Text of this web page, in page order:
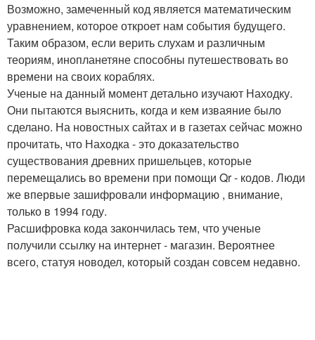
Возможно, замеченный код является математическим
уравнением, которое откроет нам события будущего.
Таким образом, если верить слухам и различным
теориям, инопланетяне способны путешествовать во
времени на своих кораблях.
Ученые на данный момент детально изучают Находку.
Они пытаются выяснить, когда и кем изваяние было
сделано. На новостных сайтах и в газетах сейчас можно
прочитать, что Находка - это доказательство
существования древних пришельцев, которые
перемещались во времени при помощи Qr - кодов. Люди
же впервые зашифровали информацию , внимание,
только в 1994 году.
Расшифровка кода закончилась тем, что ученые
получили ссылку на интернет - магазин. Вероятнее
всего, статуя новодел, который создан совсем недавно.